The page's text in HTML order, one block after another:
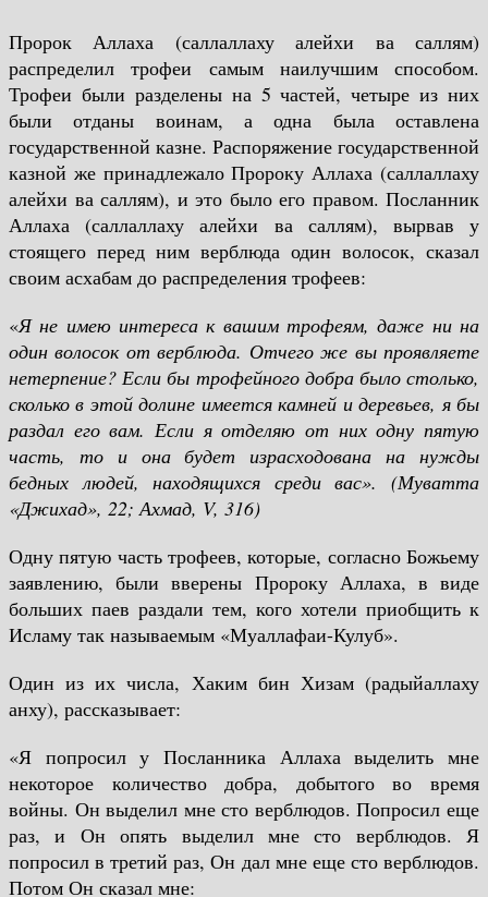
Пророк Аллаха (саллаллаху алейхи ва саллям)
распределил трофеи самым наилучшим способом.
Трофеи были разделены на 5 частей, четыре из них
были отданы воинам, а одна была оставлена
государственной казне. Распоряжение государственной
казной же принадлежало Пророку Аллаха (саллаллаху
алейхи ва саллям), и это было его правом. Посланник
Аллаха (саллаллаху алейхи ва саллям), вырвав у
стоящего перед ним верблюда один волосок, сказал
своим асхабам до распределения трофеев:
«Я не имею интереса к вашим трофеям, даже ни на
один волосок от верблюда. Отчего же вы проявляете
нетерпение? Если бы трофейного добра было столько,
сколько в этой долине имеется камней и деревьев, я бы
раздал его вам. Если я отделяю от них одну пятую
часть, то и она будет израсходована на нужды
бедных людей, находящихся среди вас».
(Муватта
«Джихад», 22; Ахмад, V, 316)
Одну пятую часть трофеев, которые, согласно Божьему
заявлению, были вверены Пророку Аллаха, в виде
больших паев раздали тем, кого хотели приобщить к
Исламу так называемым «Муаллафаи-Кулуб».
Один из их числа, Хаким бин Хизам (радыйаллаху
анху), рассказывает:
«Я попросил у Посланника Аллаха выделить мне
некоторое количество добра, добытого во время
войны. Он выделил мне сто верблюдов. Попросил еще
раз, и Он опять выделил мне сто верблюдов. Я
попросил в третий раз, Он дал мне еще сто верблюдов.
Потом Он сказал мне: